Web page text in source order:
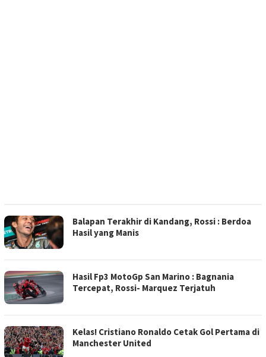
Balapan Terakhir di Kandang, Rossi : Berdoa
Hasil yang Manis
Hasil Fp3 MotoGp San Marino : Bagnania
Tercepat, Rossi- Marquez Terjatuh
Kelas! Cristiano Ronaldo Cetak Gol Pertama di
Manchester United